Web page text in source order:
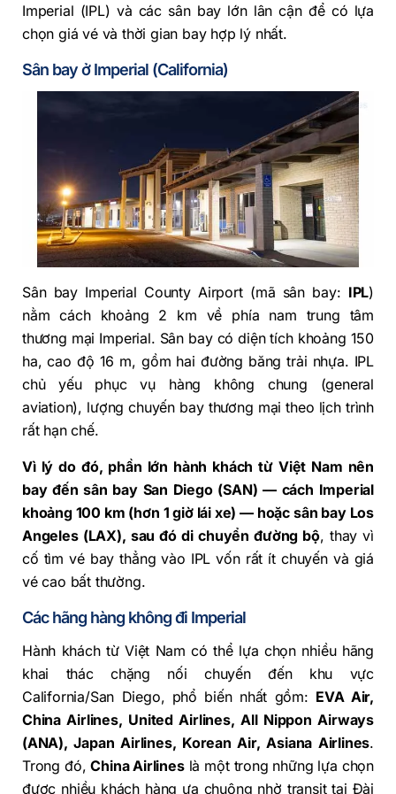
Imperial (IPL) và các sân bay lớn lân cận để có lựa
chọn giá vé và thời gian bay hợp lý nhất.
Sân bay ở Imperial (California)
Sân bay Imperial County Airport (mã sân bay: IPL)
nằm cách khoảng 2 km về phía nam trung tâm
thương mại Imperial. Sân bay có diện tích khoảng 150
ha, cao độ 16 m, gồm hai đường băng trải nhựa. IPL
chủ yếu phục vụ hàng không chung (general
aviation), lượng chuyến bay thương mại theo lịch trình
rất hạn chế.
Vì lý do đó, phần lớn hành khách từ Việt Nam nên
bay đến sân bay San Diego (SAN) — cách Imperial
khoảng 100 km (hơn 1 giờ lái xe) — hoặc sân bay Los
Angeles (LAX), sau đó di chuyển đường bộ, thay vì
cố tìm vé bay thẳng vào IPL vốn rất ít chuyến và giá
vé cao bất thường.
Các hãng hàng không đi Imperial
Hành khách từ Việt Nam có thể lựa chọn nhiều hãng
khai thác chặng nối chuyến đến khu vực
California/San Diego, phổ biến nhất gồm: EVA Air,
China Airlines, United Airlines, All Nippon Airways
(ANA), Japan Airlines, Korean Air, Asiana Airlines.
Trong đó,China Airlineslà một trong những lựa chọn
được nhiều khách hàng ưa chuộng nhờ transit tại Đài